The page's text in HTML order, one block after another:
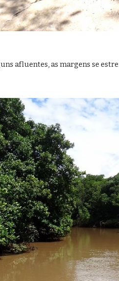
afluentes, as margens se